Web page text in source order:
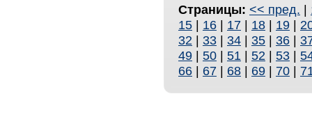
Страницы: << пред. |
15 | 16 | 17 | 18 | 19 |
32 | 33 | 34 | 35 | 36 |
49 | 50 | 51 | 52 | 53 |
66 | 67 | 68 | 69 | 70 |